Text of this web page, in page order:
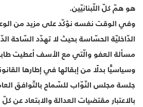
هو همّ كلّ اللّبنانيّين.
وفي الوقت نفسه نؤكّد على مزيد من
الدّاخليّة الحسّاسة بحيث لا تهدّد السّاحة
مسألة العفو والّتي مع الأسف أعطيت
وسياسيًّا بدلًا من إبقائها في إطارها
جلسة مجلس النّوّاب للسّماح بالتّوافق
بالاعتبار مقتضيات العدالة والابتعاد عن كلّ